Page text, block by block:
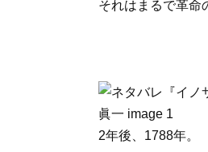
それはまるで革命
2年後、1788年。